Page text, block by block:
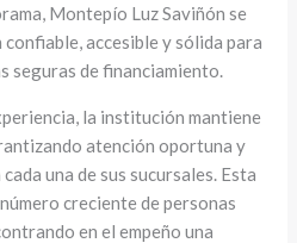
Montepío Luz Saviñón se
accesible y sólida para
seguras de financiamiento.
la institución mantiene
atención oportuna y
una de sus sucursales. Esta
creciente de personas
en el empeño una